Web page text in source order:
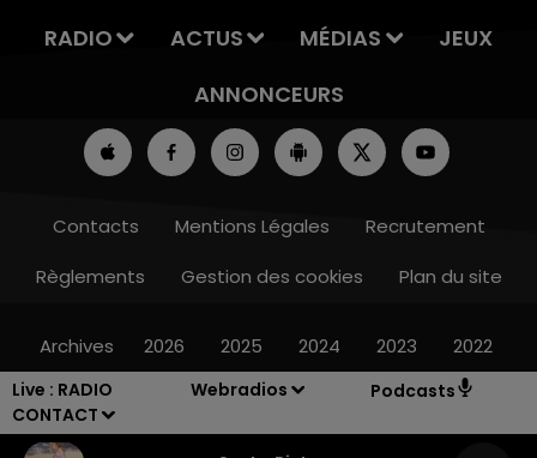
Live : RADIO
CONTACT
Webradios Podcasts
RADIO ACTUS MÉDIAS
JEUX
ANNONCEURS
Contacts Mentions Légales
Recrutement
Règlements
Gestion des cookies Plan du site
Archives 2026 2025 2024 2023 2022